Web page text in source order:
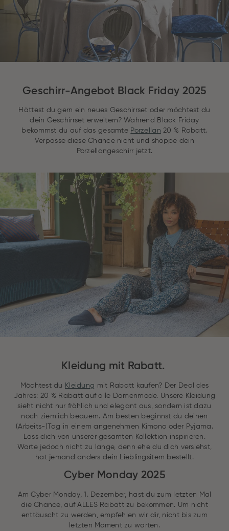
Geschirr-Angebot Black Friday 2025
Hättest du gern ein neues Geschirrset oder möchtest du
dein Geschirrset erweitern? Während Black Friday
bekommst du auf das gesamte Porzellan 20 % Rabatt.
Verpasse diese Chance nicht und shoppe dein
Porzellangeschirr jetzt.
Kleidung mit Rabatt.
Möchtest du Kleidung mit Rabatt kaufen? Der Deal des
Jahres: 20 % Rabatt auf alle Damenmode. Unsere Kleidung
sieht nicht nur fröhlich und elegant aus, sondern ist dazu
noch ziemlich bequem. Am besten beginnst du deinen
(Arbeits-)Tag in einem angenehmen Kimono oder Pyjama.
Lass dich von unserer gesamten Kollektion inspirieren.
Warte jedoch nicht zu lange, denn ehe du dich versiehst,
hat jemand anders dein Lieblingsitem bestellt.
Cyber Monday 2025
Am Cyber Monday, 1. Dezember, hast du zum letzten Mal
die Chance, auf ALLES Rabatt zu bekommen. Um nicht
enttäuscht zu werden, empfehlen wir dir, nicht bis zum
letzten Moment zu warten.